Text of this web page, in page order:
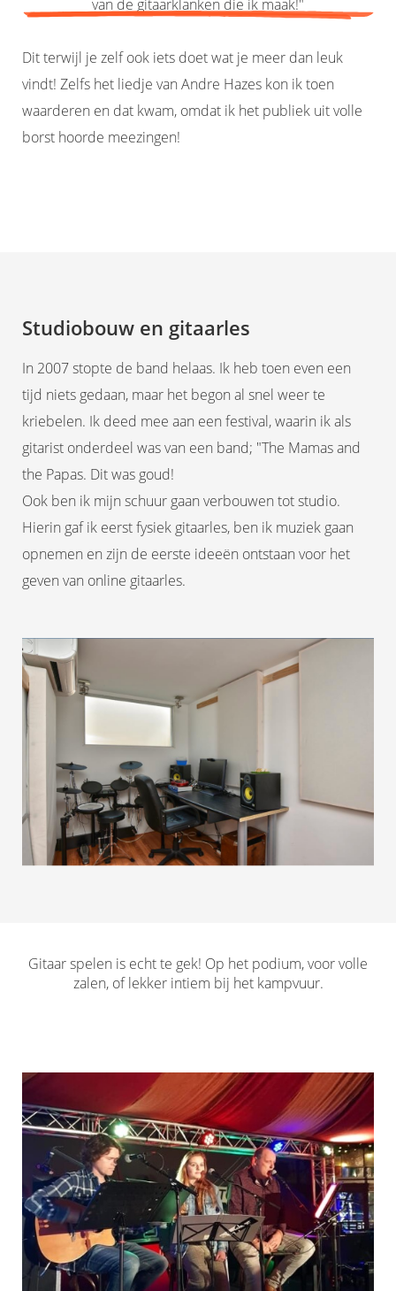
van de gitaarklanken die ik maak!"
Dit terwijl je zelf ook iets doet wat je meer dan leuk
vindt! Zelfs het liedje van Andre Hazes kon ik toen
waarderen en dat kwam, omdat ik het publiek uit volle
borst hoorde meezingen!
Studiobouw en gitaarles
In 2007 stopte de band helaas. Ik heb toen even een
tijd niets gedaan, maar het begon al snel weer te
kriebelen. Ik deed mee aan een festival, waarin ik als
gitarist onderdeel was van een band; "The Mamas and
the Papas. Dit was goud!
Ook ben ik mijn schuur gaan verbouwen tot studio.
Hierin gaf ik eerst fysiek gitaarles, ben ik muziek gaan
opnemen en zijn de eerste ideeën ontstaan voor het
geven van online gitaarles.
Gitaar spelen is echt te gek! Op het podium, voor volle
zalen, of lekker intiem bij het kampvuur.